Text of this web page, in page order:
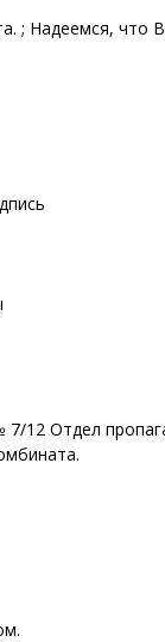
; Надеемся, что
12 Отдел